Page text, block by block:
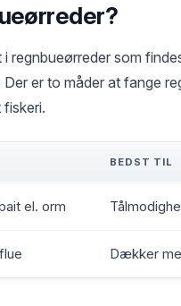
regnbueørreder som
er to måder at fange
BEDST TIL
el. orm
Dækker